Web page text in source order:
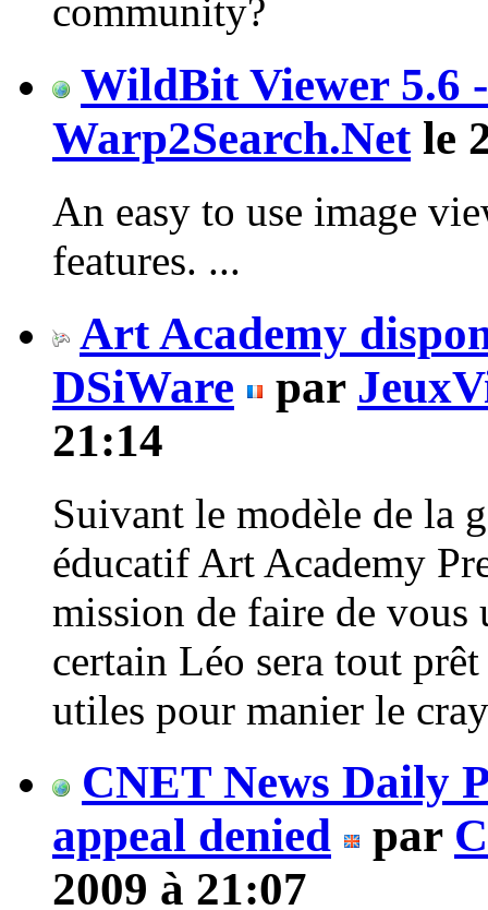
community?
WildBit Viewer 5.6
Warp2Search.Netle
An easy to use image
features. ...
Art Academy
DSiWare
par
21:14
Suivant le modèle de la
éducatif Art Academy
mission de faire de
certain Léo sera tout
utiles pour manier le
CNET News Daily
appeal denied
par
2009 à 21:07